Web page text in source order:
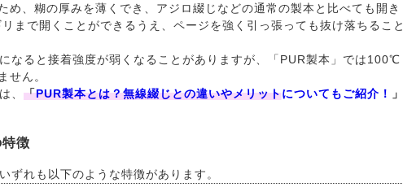
め、糊の厚みを薄くでき、アジロ綴じなどの通常の製本と比べても開き
まで開くことができるうえ、ページを強く引っ張っても抜け落ちること
なると接着強度が弱くなることがありますが、「PUR製本」では100℃
せん。
、 「PUR製本とは？無線綴じとの違いやメリットについてもご紹介！
」
徴
ずれも以下のような特徴があります。